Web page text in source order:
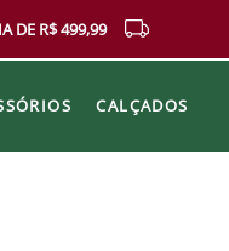
DE R$ 499,99
CALÇADOS